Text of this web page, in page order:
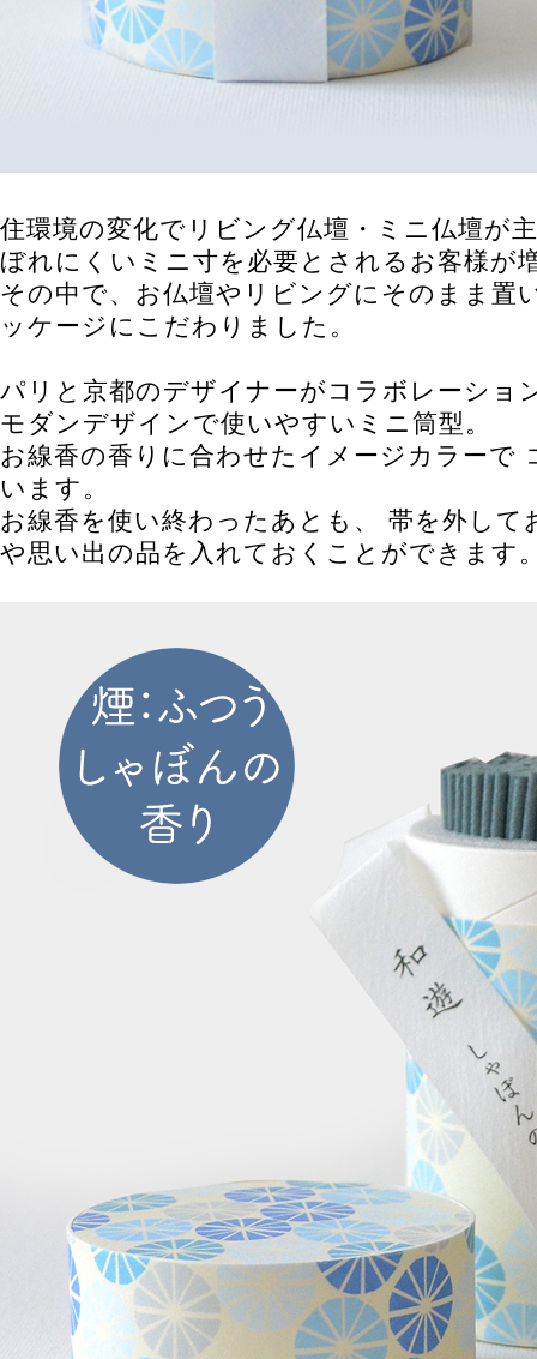
住環境の変化でリビング仏壇・ミニ仏壇が
ぼれにくいミニ寸を必要とされるお客様が
その中で、お仏壇やリビングにそのまま置
ッケージにこだわりました。
パリと京都のデザイナーがコラボレーショ
モダンデザインで使いやすいミニ筒型。
お線香の香りに合わせたイメージカラーで
います。
お線香を使い終わったあとも、 帯を外して
や思い出の品を入れておくことができます